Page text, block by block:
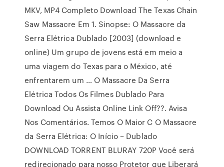
MKV, MP4 Completo Download The Texas Chain
Saw Massacre Em 1. Sinopse: O Massacre da
Serra Elétrica Dublado [2003] (download e
online) Um grupo de jovens está em meio a
uma viagem do Texas para o México, até
enfrentarem um … O Massacre Da Serra
Elétrica Todos Os Filmes Dublado Para
Download Ou Assista Online Link Off??. Avisa
Nos Comentários. Temos O Maior C O Massacre
da Serra Elétrica: O Início – Dublado
DOWNLOAD TORRENT BLURAY 720P Você será
redirecionado para nosso Protetor que Liberará